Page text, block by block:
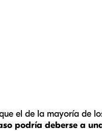
el de la mayoría de
podría deberse a